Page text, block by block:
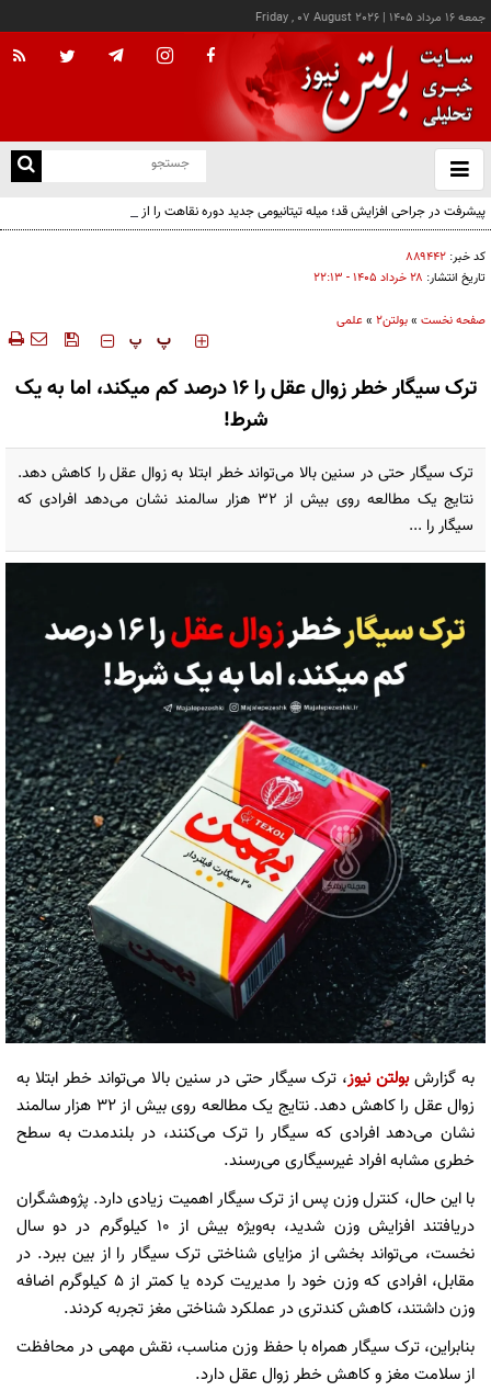
جمعه ۱۶ مرداد ۱۴۰۵ |
Friday , 07 August 2026
باز
و
پیشرفت در جراحی افزایش قد؛ میله تیتانیومی جدید دوره نقاهت را از چند ماه به چند هفته
کاهش می‌دهد
کد خبر: ۸۸۹۴۴۲
تاریخ انتشار: ۲۸ خرداد ۱۴۰۵ - ۲۲:۱۳
صفحه نخست »بولتن2 »علمی
‍‍‍ پ پ
ترک سیگار خطر زوال عقل را 16 درصد کم میکند، اما به یک
شرط!
ترک سیگار حتی در سنین بالا می‌تواند خطر ابتلا به زوال عقل را کاهش دهد.
نتایج یک مطالعه روی بیش از ۳۲ هزار سالمند نشان می‌دهد افرادی که
سیگار را ...
به گزارشبولتن نیوز، ترک سیگار حتی در سنین بالا می‌تواند خطر ابتلا به
زوال عقل را کاهش دهد. نتایج یک مطالعه روی بیش از ۳۲ هزار سالمند
نشان می‌دهد افرادی که سیگار را ترک می‌کنند، در بلندمدت به سطح
خطری مشابه افراد غیرسیگاری می‌رسند.
با این حال، کنترل وزن پس از ترک سیگار اهمیت زیادی دارد. پژوهشگران
دریافتند افزایش وزن شدید، به‌ویژه بیش از ۱۰ کیلوگرم در دو سال
نخست، می‌تواند بخشی از مزایای شناختی ترک سیگار را از بین ببرد. در
مقابل، افرادی که وزن خود را مدیریت کرده یا کمتر از ۵ کیلوگرم اضافه
وزن داشتند، کاهش کندتری در عملکرد شناختی مغز تجربه کردند.
بنابراین، ترک سیگار همراه با حفظ وزن مناسب، نقش مهمی در محافظت
از سلامت مغز و کاهش خطر زوال عقل دارد.